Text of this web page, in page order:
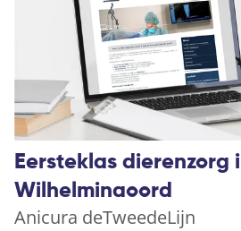
Eersteklas dierenzorg
Wilhelminaoord
Anicura deTweedeLijn